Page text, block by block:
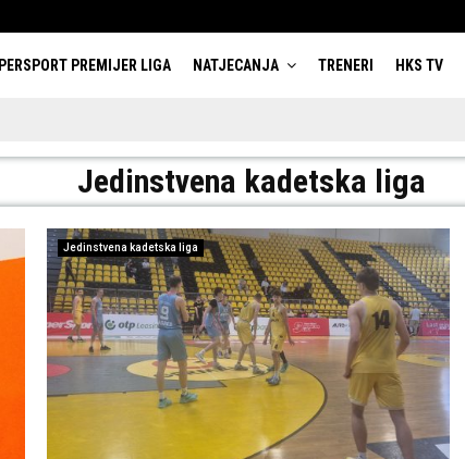
PREMIJER LIGA NATJECANJA TRENERI HKS TV
Jedinstvena kadetska liga
Jedinstvena kadetska liga